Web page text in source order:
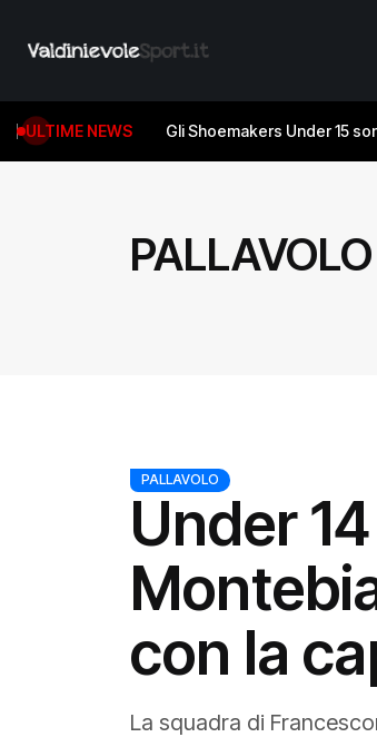
ULTIME NEWS Gli Shoemakers Under 15
PALLAVOLO
PALLAVOLO
Under
con la
La squadra di